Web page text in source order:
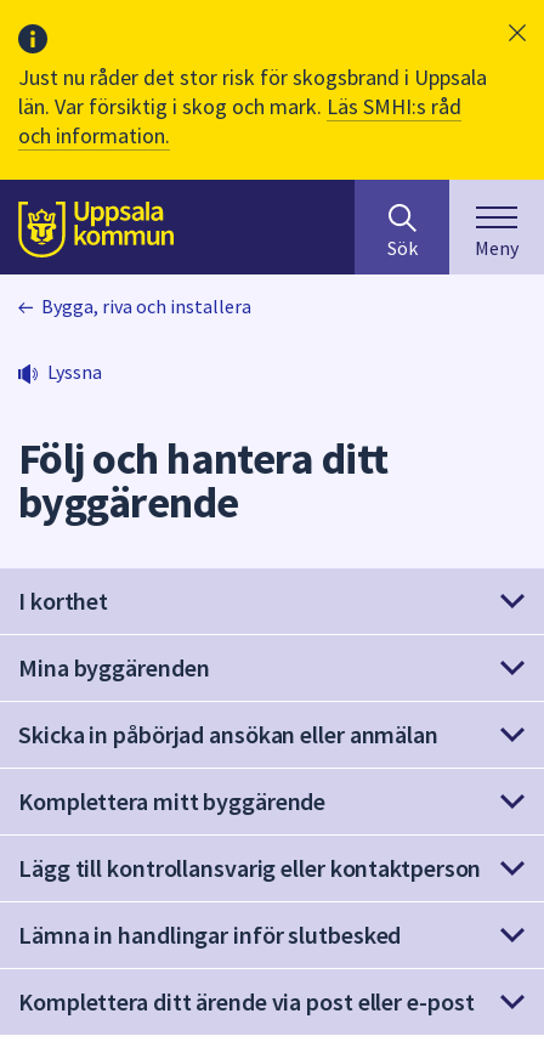
Just nu råder det stor risk för skogsbrand i Uppsala
län. Var försiktig i skog och mark. Läs SMHI:s råd
och information.
Till sidans
huvudinnehåll
efter
innehåll
på
i
att
under
för
att
mellan
sökförslagen
enter
för
välja
något
Sök Meny
Bygga, riva och installera
Lyssna
Följ och hantera ditt
byggärende
I korthet
Mina byggärenden
Skicka in påbörjad ansökan eller anmälan
Komplettera mitt byggärende
Lägg till kontrollansvarig eller kontaktperson
Lämna in handlingar inför slutbesked
Komplettera ditt ärende via post eller e-post